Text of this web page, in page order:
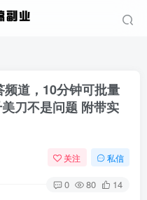
道，10分钟可批量
刀不是问题 附带实
关注 私信
0 80 14